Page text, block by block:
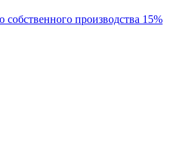
производства 15%